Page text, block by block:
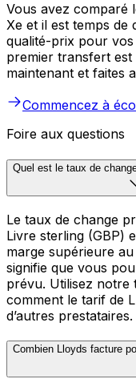
Vous avez comparé
Xe et il est temps
qualité-prix pour
premier transfert
maintenant et faites
Commencez à
Foire aux questions
Quel est le taux de
Le taux de change
Livre sterling (GBP)
marge supérieure
signifie que vous
prévu. Utilisez
comment le tarif de
d’autres prestataires.
Combien Lloyds facture